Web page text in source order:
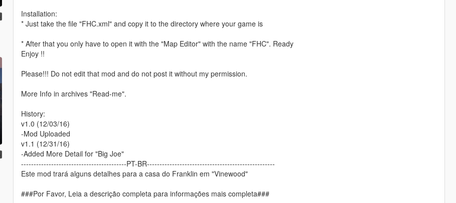
Installation:
* Just take the file "FHC.xml" and copy it to the directory where your game is
* After that you only have to open it with the "Map Editor" with the name "FHC". Ready
Enjoy !!
Please!!! Do not edit that mod and do not post it without my permission.
More Info in archives "Read-me".
History:
v1.0 (12/03/16)
-Mod Uploaded
v1.1 (12/31/16)
-Added More Detail for "Big Joe"
------------------------------------------PT-BR---------------------------------------------------
Este mod trará alguns detalhes para a casa do Franklin em "Vinewood"
###Por Favor, Leia a descrição completa para informações mais completa###